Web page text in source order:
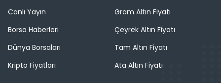
Canlı Yayın
Borsa Haberleri
Dünya Borsaları
Kripto Fiyatları
Gram Altın Fiyatı
Çeyrek Altın Fiyatı
Tam Altın Fiyatı
Ata Altın Fiyatı